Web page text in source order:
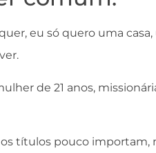
eu só quero uma casa,
de 21 anos,
títulos pouco importam,